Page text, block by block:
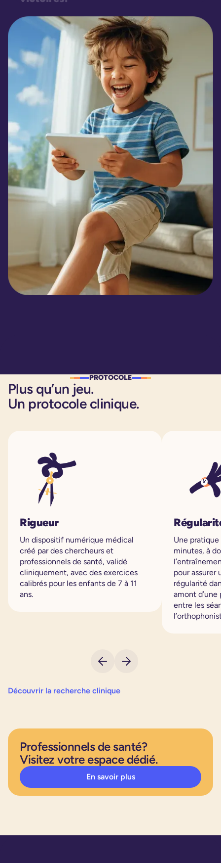
PROTOCOLE
Plus qu’un jeu.
Un protocole clinique.
Rigueur
Un dispositif numérique médical
créé par des chercheurs et
professionnels de santé, validé
cliniquement, avec des exercices
calibrés pour les enfants de 7 à 11
ans.
Une
minutes, à
pour
régularité
amont d’une
entre les
Découvrir la recherche clinique
Professionnels de santé?
Visitez votre espace dédié.
En savoir plus